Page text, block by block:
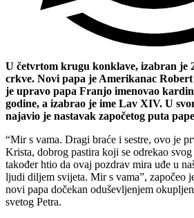
U četvrtom krugu konklave, izabran je
crkve. Novi papa je Amerikanac
je upravo papa Franjo imenovao
godine, a izabrao je ime Lav XIV. U
najavio je nastavak započetog puta
“Mir s vama. Dragi braće i sestre, ovo je
Krista, dobrog pastira koji se odrekao
također htio da ovaj pozdrav mira uđe u
ljudi diljem svijeta. Mir s vama”, započeo
novi papa dočekan oduševljenjem
svetog Petra.